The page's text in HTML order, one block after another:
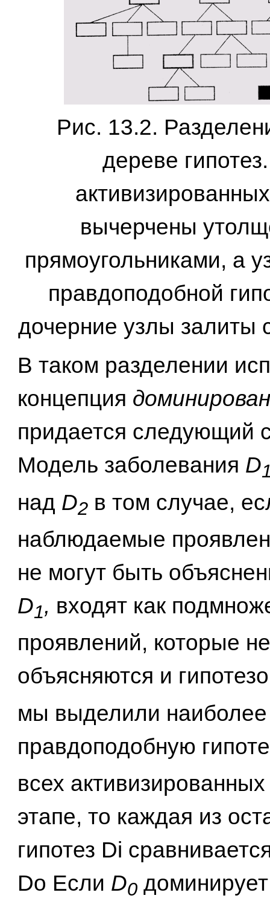
Рис. 13.2.
дереве
вычерчены
прямоугольниками, а
правдоподобной
дочерние узлы залиты
В таком разделении
концепция
придается следующий
Модель заболевания D
над D2 в том случае,
наблюдаемые
не могут быть
D1, входят как
проявлений, которые не
объясняются и
мы выделили наиболее
правдоподобную
всех
этапе, то каждая из
гипотез Di
Do Если D0